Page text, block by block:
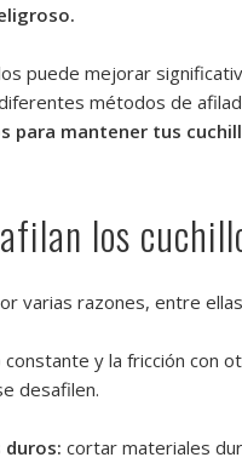
puede mejorar
métodos de
para mantener tus
los
varias razones, entre
constante y la fricción con
desafilen.
duros: cortar materiales